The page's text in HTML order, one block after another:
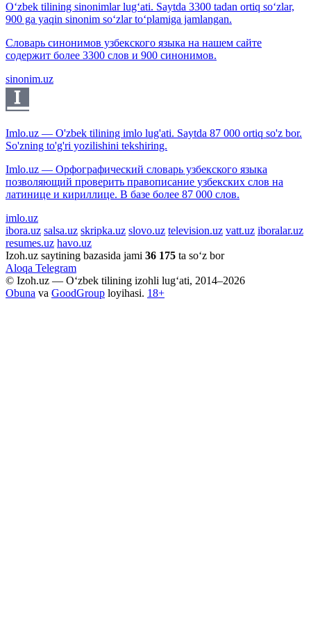
O‘zbek tilining sinonimlar lug‘ati. Saytda 3300 tadan ortiq so‘zlar,
900 ga yaqin sinonim so‘zlar to‘plamiga jamlangan.
Словарь синонимов узбекского языка на нашем сайте
содержит более 3300 слов и 900 синонимов.
sinonim.uz
Imlo.uz — O'zbek tilining imlo lug'ati. Saytda 87 000 ortiq so'z bor.
So'zning to'g'ri yozilishini tekshiring.
Imlo.uz — Орфографический словарь узбекского языка
позволяющий проверить правописание узбекских слов на
латинице и кириллице. В базе более 87 000 слов.
imlo.uz
ibora.uz salsa.uz skripka.uz slovo.uz television.uz vatt.uz iboralar.uz
resumes.uz havo.uz
Izoh.uz saytining bazasida jami 36 175 ta so‘z bor
Aloqa Telegram
© Izoh.uz — O‘zbek tilining izohli lug‘ati, 2014–2026
Obuna va GoodGroup loyihasi. 18+